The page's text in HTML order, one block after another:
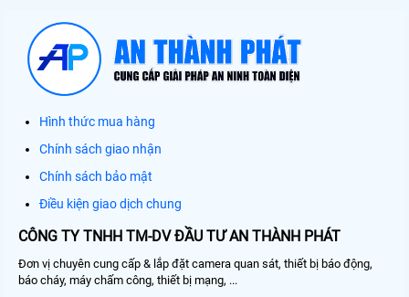
Hình thức mua hàng
Chính sách giao nhận
Chính sách bảo mật
Điều kiện giao dịch chung
CÔNG TY TNHH TM-DV ĐẦU TƯ AN THÀNH PHÁT
Đơn vị chuyên cung cấp & lắp đặt camera quan sát, thiết bị báo động,
báo cháy, máy chấm công, thiết bị mạng, ...